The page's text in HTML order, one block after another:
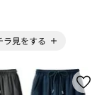
ラ見をする